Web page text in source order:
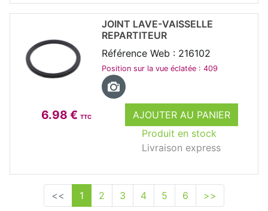
6.98 € TTC
AJOUTER AU PANIER
Produit en stock
Livraison express
JOINT LAVE-VAISSELLE
REPARTITEUR
Référence Web : 216102
Position sur la vue éclatée : 409
<< 1 2 3 4 5 6 >>